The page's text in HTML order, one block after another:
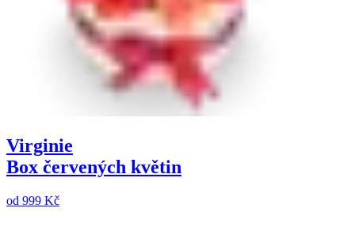
Virginie
Box červených květin
od 999 Kč